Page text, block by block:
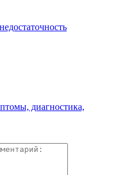
диагностика,